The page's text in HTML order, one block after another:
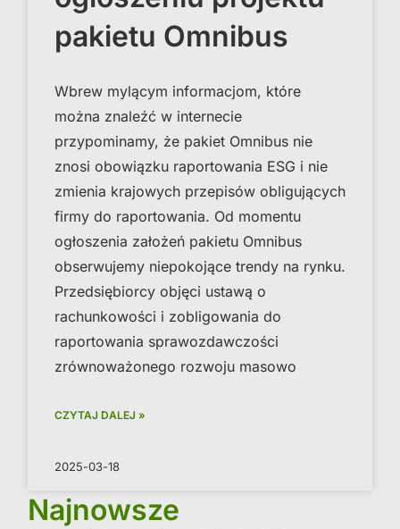
pakietu Omnibus
Wbrew mylącym informacjom, które
można znaleźć w internecie
przypominamy, że pakiet Omnibus nie
znosi obowiązku raportowania ESG i nie
zmienia krajowych przepisów obligujących
firmy do raportowania. Od momentu
ogłoszenia założeń pakietu Omnibus
obserwujemy niepokojące trendy na rynku.
Przedsiębiorcy objęci ustawą o
rachunkowości i zobligowania do
raportowania sprawozdawczości
zrównoważonego rozwoju masowo
CZYTAJ DALEJ »
2025-03-18
Najnowsze